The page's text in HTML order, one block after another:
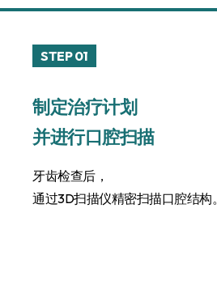
STEP 01
制定治疗计划
并进行口腔扫描
牙齿检查后，
通过3D扫描仪精密扫描口腔结构。